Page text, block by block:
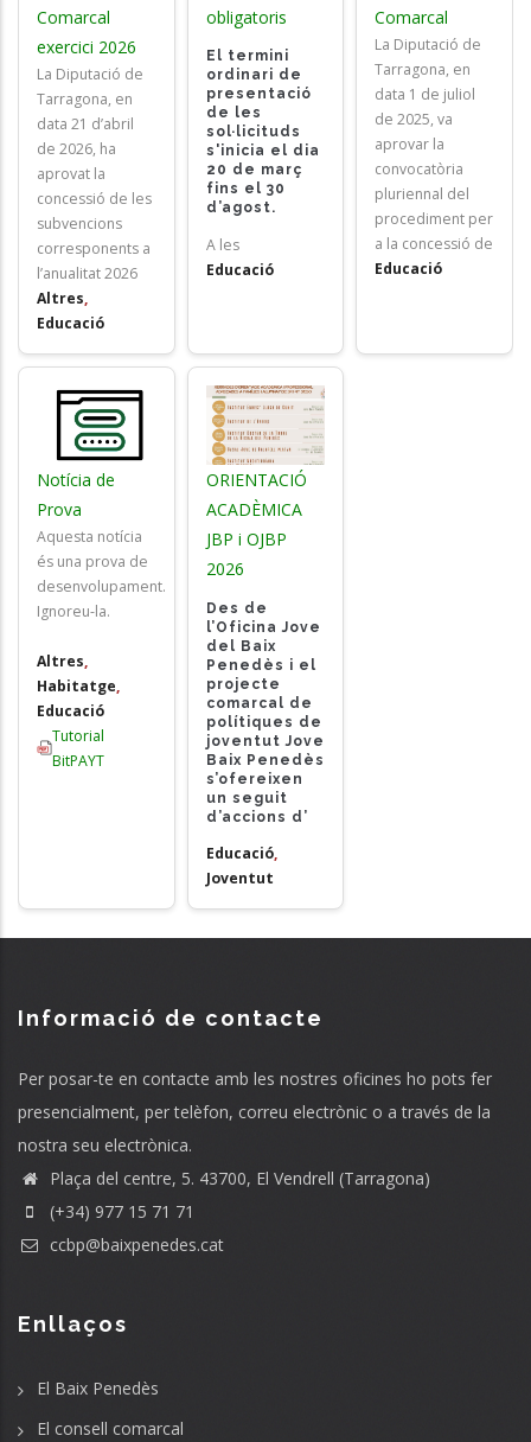
Comarcal
exercici 2026
La Diputació de
Tarragona, en
data 21 d’abril
de 2026, ha
aprovat la
concessió de les
subvencions
corresponents a
l’anualitat 2026
Altres,
Educació
obligatoris
El termini
ordinari de
presentació
de les
sol·licituds
s'inicia el dia
20 de març
fins el 30
d’agost.
A les
Educació
Comarcal
La Diputació de
Tarragona, en
data 1 de juliol
de 2025, va
aprovar la
convocatòria
pluriennal del
procediment per
a la concessió de
Educació
Notícia de
Prova
Aquesta notícia
és una prova de
desenvolupament.
Ignoreu-la.
Altres,
Habitatge,
Educació
Tutorial
BitPAYT
ORIENTACIÓ
ACADÈMICA
JBP i OJBP
2026
Des de
l’Oficina Jove
del Baix
Penedès i el
projecte
comarcal de
polítiques de
joventut Jove
Baix Penedès
s’ofereixen
un seguit
d’accions d’
Educació,
Joventut
Informació de contacte
Per posar-te en contacte amb les nostres oficines ho pots fer
presencialment, per telèfon, correu electrònic o a través de la
nostra seu electrònica.
Plaça del centre, 5. 43700, El Vendrell (Tarragona)
(+34) 977 15 71 71
ccbp@baixpenedes.cat
Enllaços
El Baix Penedès
El consell comarcal